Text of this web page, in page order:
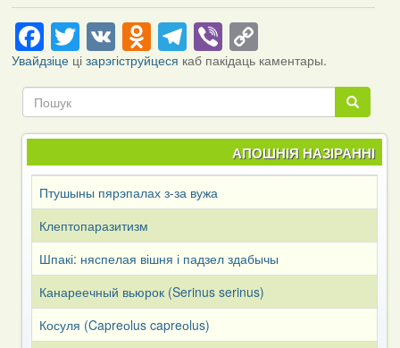
Facebook
Twitter
VKOdnoklassniki
Telegram
ViberCopy
Link
Увайдзіцеці зарэгіструйцеся каб пакідаць каментары.
Пошук
Пошук
АПОШНІЯ НАЗІРАННІ
Птушыны пярэпалах з-за вужа
Клептопаразитизм
Шпакі: няспелая вішня і падзел здабычы
Канареечный вьюрок (Serinus serinus)
Косуля (Capreоlus capreоlus)